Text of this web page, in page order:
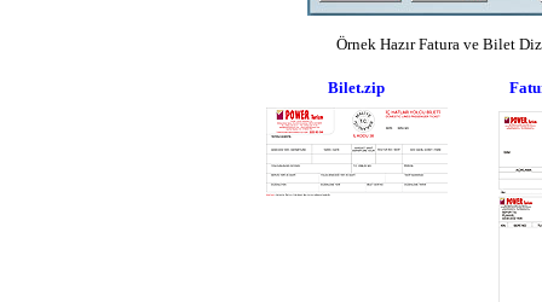
Örnek Hazır Fatura ve Bilet
Bilet.zip